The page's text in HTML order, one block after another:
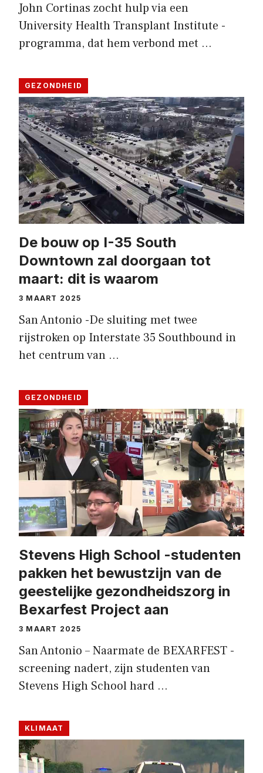
John Cortinas zocht hulp via een
University Health Transplant Institute -
programma, dat hem verbond met …
GEZONDHEID
De bouw op I-35 South
Downtown zal doorgaan tot
maart: dit is waarom
3 MAART 2025
San Antonio -De sluiting met twee
rijstroken op Interstate 35 Southbound in
het centrum van …
GEZONDHEID
Stevens High School -studenten
pakken het bewustzijn van de
geestelijke gezondheidszorg in
Bexarfest Project aan
3 MAART 2025
San Antonio – Naarmate de BEXARFEST -
screening nadert, zijn studenten van
Stevens High School hard …
KLIMAAT